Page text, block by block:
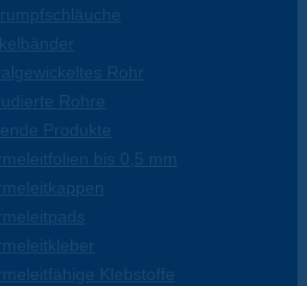
Rohr
Rohre
Produkte
bis 0,5 mm
Klebstoffe